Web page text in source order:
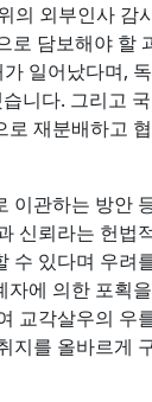
의 외부인사 감
로 담보해야 할
일어났다며,
니다. 그리고
재분배하고
이관하는 방안
신뢰라는 헌법
수 있다며 우려
에 의한 포획
교각살우의 우
를 올바르게